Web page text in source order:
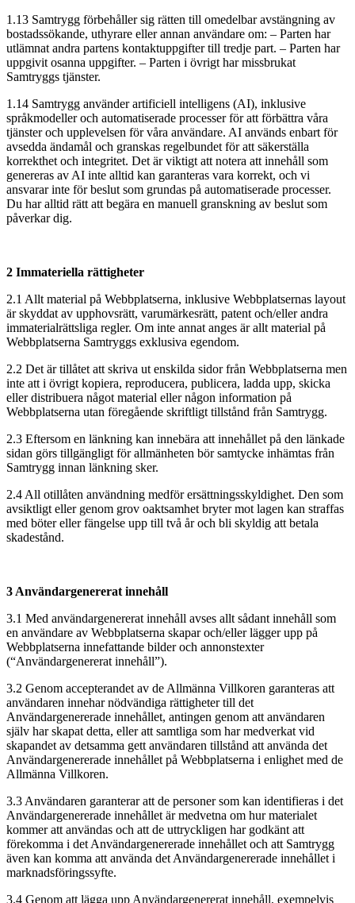
1.13 Samtrygg förbehåller sig rätten till omedelbar avstängning av
bostadssökande, uthyrare eller annan användare om: – Parten har
utlämnat andra partens kontaktuppgifter till tredje part. – Parten har
uppgivit osanna uppgifter. – Parten i övrigt har missbrukat
Samtryggs tjänster.
1.14 Samtrygg använder artificiell intelligens (AI), inklusive
språkmodeller och automatiserade processer för att förbättra våra
tjänster och upplevelsen för våra användare. AI används enbart för
avsedda ändamål och granskas regelbundet för att säkerställa
korrekthet och integritet. Det är viktigt att notera att innehåll som
genereras av AI inte alltid kan garanteras vara korrekt, och vi
ansvarar inte för beslut som grundas på automatiserade processer.
Du har alltid rätt att begära en manuell granskning av beslut som
påverkar dig.
2 Immateriella rättigheter
2.1 Allt material på Webbplatserna, inklusive Webbplatsernas layout
är skyddat av upphovsrätt, varumärkesrätt, patent och/eller andra
immaterialrättsliga regler. Om inte annat anges är allt material på
Webbplatserna Samtryggs exklusiva egendom.
2.2 Det är tillåtet att skriva ut enskilda sidor från Webbplatserna men
inte att i övrigt kopiera, reproducera, publicera, ladda upp, skicka
eller distribuera något material eller någon information på
Webbplatserna utan föregående skriftligt tillstånd från Samtrygg.
2.3 Eftersom en länkning kan innebära att innehållet på den länkade
sidan görs tillgängligt för allmänheten bör samtycke inhämtas från
Samtrygg innan länkning sker.
2.4 All otillåten användning medför ersättningsskyldighet. Den som
avsiktligt eller genom grov oaktsamhet bryter mot lagen kan straffas
med böter eller fängelse upp till två år och bli skyldig att betala
skadestånd.
3 Användargenererat innehåll
3.1 Med användargenererat innehåll avses allt sådant innehåll som
en användare av Webbplatserna skapar och/eller lägger upp på
Webbplatserna innefattande bilder och annonstexter
(“Användargenererat innehåll”).
3.2 Genom accepterandet av de Allmänna Villkoren garanteras att
användaren innehar nödvändiga rättigheter till det
Användargenererade innehållet, antingen genom att användaren
själv har skapat detta, eller att samtliga som har medverkat vid
skapandet av detsamma gett användaren tillstånd att använda det
Användargenererade innehållet på Webbplatserna i enlighet med de
Allmänna Villkoren.
3.3 Användaren garanterar att de personer som kan identifieras i det
Användargenererade innehållet är medvetna om hur materialet
kommer att användas och att de uttryckligen har godkänt att
förekomma i det Användargenererade innehållet och att Samtrygg
även kan komma att använda det Användargenererade innehållet i
marknadsföringssyfte.
3.4 Genom att lägga upp Användargenererat innehåll, exempelvis